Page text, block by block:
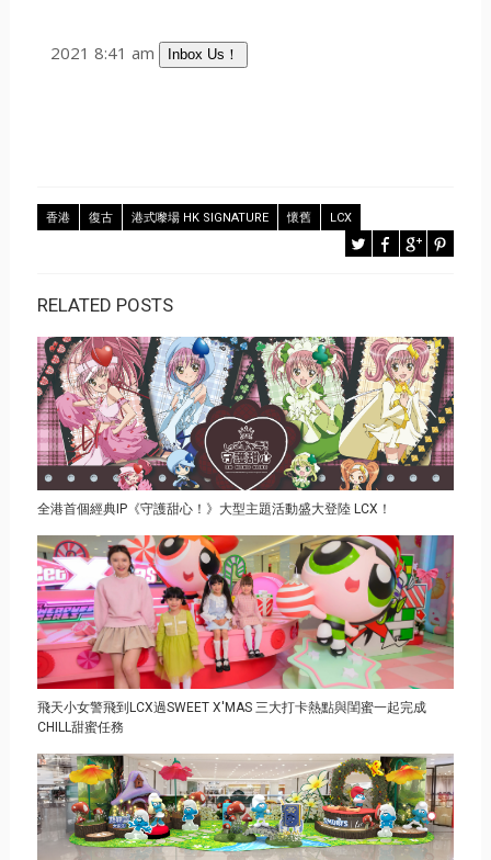
2021 8:41 am Inbox Us！
香港 復古 港式嚟場 HK SIGNATURE 懷舊 LCX
RELATED POSTS
全港首個經典IP《守護甜心！》大型主題活動盛大登陸 LCX！
飛天小女警飛到LCX過SWEET X'MAS 三大打卡熱點與閨蜜一起完成
CHILL甜蜜任務